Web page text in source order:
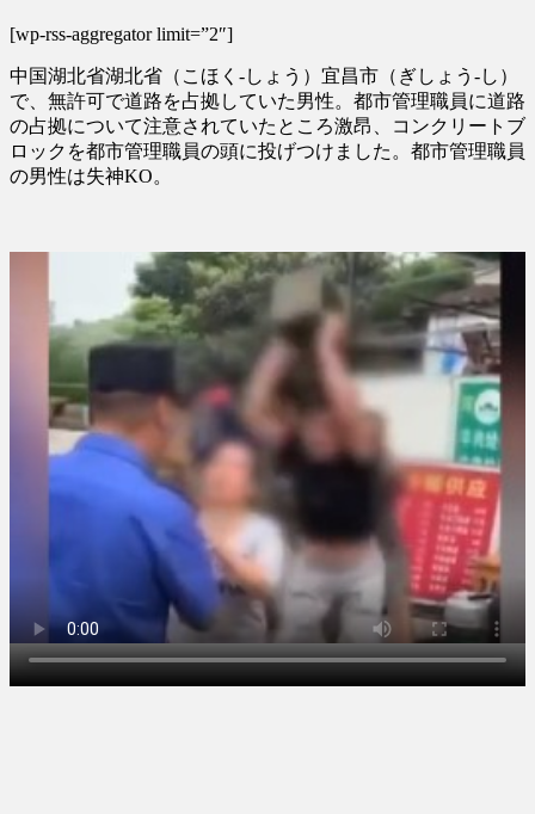
年…「平和の価値をより堅固に...
(8/5)
ドイツ空港のウクライナ輸送機に
自爆ドローン接近、見つけた空
港... NEW!
幽☆遊☆白書（全19巻）←これｗ
ｗｗｗｗｗｗｗｗｗｗｗｗｗ
NEW! (8/8)
NEW!
5chの北斗の拳強さランキング、完
成度が高いと話題にｗｗｗｗ
(5/20)
金正恩「経済制裁、正直キツいで
す・・・本当は核を使うつもり
な... (5/20)
お知らせ (3/25)
顔20点、体80点と評価されていた
女子学生が男子学生らの性の...
【中国】パトカーの前で好演技
www当たり屋やお煽り運転など
【Xの車窓から】オービスかと思
ったら野生の炊飯器で草 ほか
【Xの車窓から】整備士が2度見す
る現場猫案件 ほか
海外「この少年にとって忘れられ
ない経験になったな」危険な手
術... (5/20)
うちのネコが目の前にいた。私が
上に物を投げるフリをする → ...
韓国人「野球の天才大谷翔平が
ML2度目のサヨナラ爆発！4打数...
(5/20)
【GIF】JSのカンチョーワロタ
【愕然】白のクラウン俺氏、高速
道路左車線を制限速度で走った
結... (5/20)
【中国】パトカーの前で好演技
www当たり屋やお煽り運転など
盛... (3/1)
[wp-rss-aggregator limit=”2″]
中国湖北省湖北省（こほく-しょう）宜昌市（ぎしょう-し）
で、無許可で道路を占拠していた男性。都市管理職員に道路
の占拠について注意されていたところ激昂、コンクリートブ
ロックを都市管理職員の頭に投げつけました。都市管理職員
の男性は失神KO。